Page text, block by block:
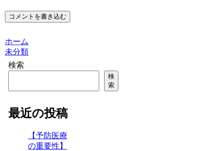
コメントを書き込む
ホーム
未分類
検索
検
索
最近の投稿
【予防医療
の重要性】